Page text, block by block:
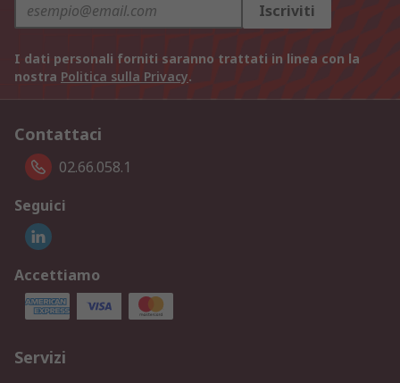
Iscriviti
I dati personali forniti saranno trattati in linea con la
nostra Politica sulla Privacy.
Contattaci
02.66.058.1
Seguici
Accettiamo
Servizi